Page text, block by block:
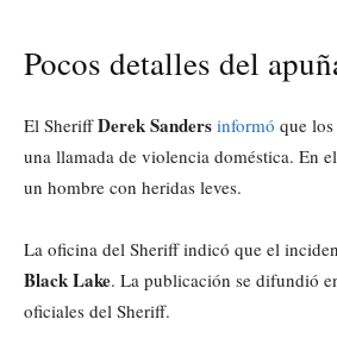
Pocos detalles del
El SheriffDerek Sanders informó que
una llamada de violencia doméstica. En
un hombre con heridas leves.
La oficina del Sheriff indicó que el
Black Lake. La publicación se difundió
oficiales del Sheriff.